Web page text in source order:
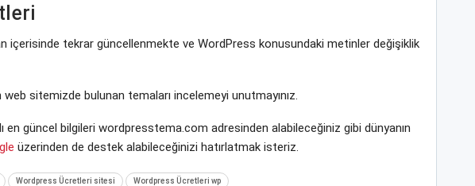
içerisinde tekrar güncellenmekte ve WordPress konusundaki metinler değişiklik
sitemizde bulunan temaları incelemeyi unutmayınız.
en güncel bilgileri wordpresstema.com adresinden alabileceğiniz gibi dünyanın
üzerinden de destek alabileceğinizi hatırlatmak isteriz.
Wordpress Ücretleri sitesi Wordpress Ücretleri wp